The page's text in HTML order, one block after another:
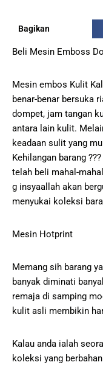
Bagikan
Beli Mesin Emboss
Mesin embos Kulit
benar-benar bersuka
dompet, jam tangan
antara lain kulit.
keadaan sulit yang
Kehilangan barang
telah beli mahal-
g insyaallah akan
menyukai koleksi
Mesin Hotprint
Memang sih barang
banyak diminati
remaja di samping
kulit asli membikin
Kalau anda ialah
koleksi yang